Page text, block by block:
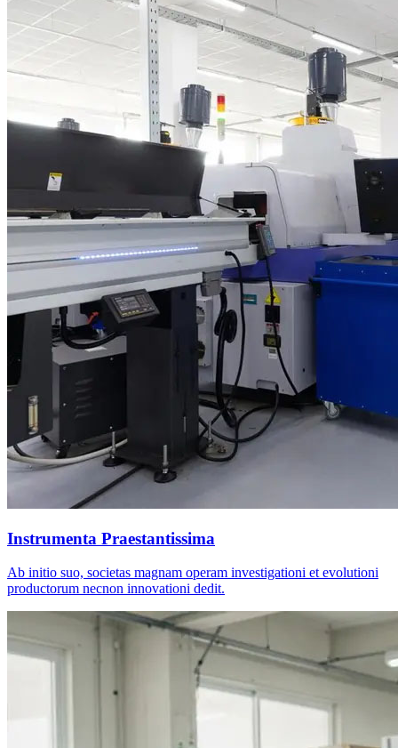
Instrumenta Praestantissima
Ab initio suo, societas magnam operam investigationi et evolutioni
productorum necnon innovationi dedit.